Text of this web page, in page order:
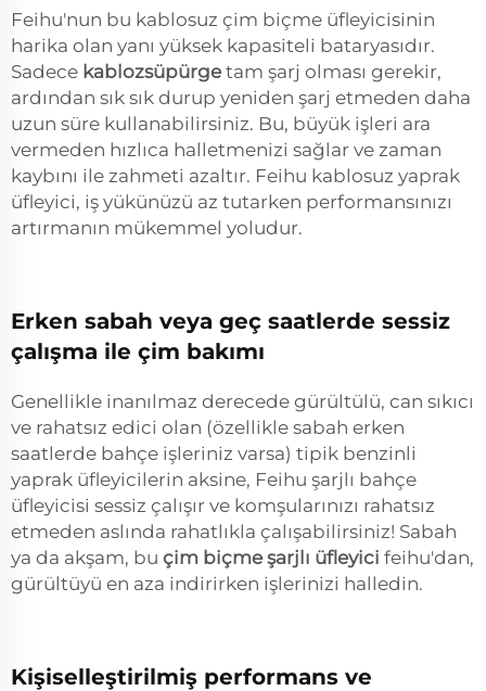
Feihu'nun bu kablosuz çim biçme üfleyicisinin
harika olan yanı yüksek kapasiteli bataryasıdır.
Sadece kablozsüpürgetam şarj olması gerekir,
ardından sık sık durup yeniden şarj etmeden daha
uzun süre kullanabilirsiniz. Bu, büyük işleri ara
vermeden hızlıca halletmenizi sağlar ve zaman
kaybını ile zahmeti azaltır. Feihu kablosuz yaprak
üfleyici, iş yükünüzü az tutarken performansınızı
artırmanın mükemmel yoludur.
Erken sabah veya geç saatlerde sessiz
çalışma ile çim bakımı
Genellikle inanılmaz derecede gürültülü, can sıkıcı
ve rahatsız edici olan (özellikle sabah erken
saatlerde bahçe işleriniz varsa) tipik benzinli
yaprak üfleyicilerin aksine, Feihu şarjlı bahçe
üfleyicisi sessiz çalışır ve komşularınızı rahatsız
etmeden aslında rahatlıkla çalışabilirsiniz! Sabah
ya da akşam, bu çim biçme şarjlı üfleyici feihu'dan,
gürültüyü en aza indirirken işlerinizi halledin.
Kişiselleştirilmiş performans ve